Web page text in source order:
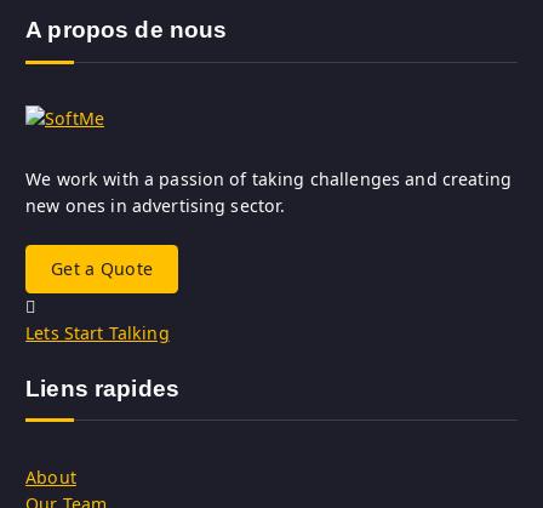
A propos de nous
We work with a passion of taking challenges and creating
new ones in advertising sector.
Get a Quote
Lets Start Talking
Liens rapides
About
Our Team